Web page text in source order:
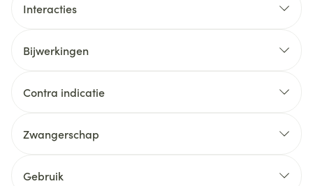
Interacties
Bijwerkingen
Contra indicatie
Zwangerschap
Gebruik